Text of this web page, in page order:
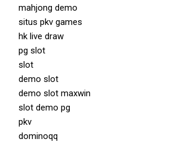
mahjong demo
situs pkv games
hk live draw
pg slot
slot
demo slot
demo slot maxwin
slot demo pg
pkv
dominoqq